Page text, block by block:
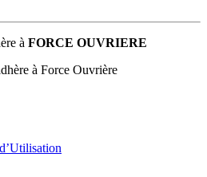
à FORCE OUVRIERE